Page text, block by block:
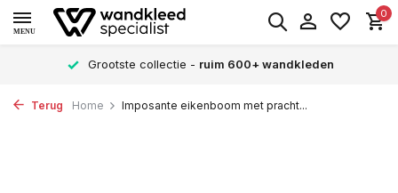
MENU
0
Grootste collectie - ruim 600+ wandkleden
Terug Home Imposante eikenboom met pracht...